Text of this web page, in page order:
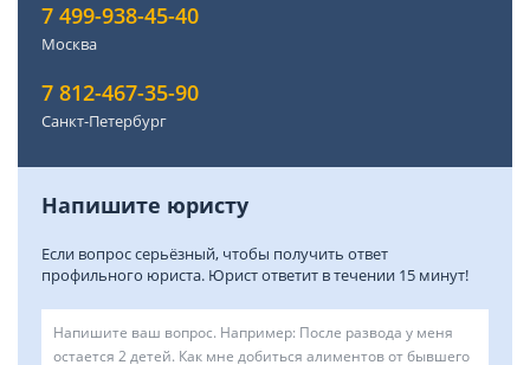
7 499-938-45-40
Москва
7 812-467-35-90
Санкт-Петербург
Напишите юристу
Если вопрос серьёзный, чтобы получить ответ
профильного юриста. Юрист ответит в течении 15 минут!